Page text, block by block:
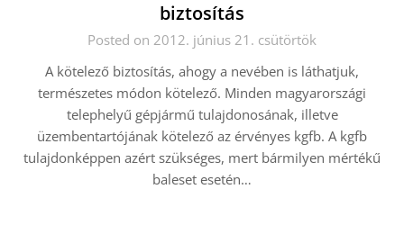
biztosítás
Posted on 2012. június 21. csütörtök
A kötelező biztosítás, ahogy a nevében is láthatjuk,
természetes módon kötelező. Minden magyarországi
telephelyű gépjármű tulajdonosának, illetve
üzembentartójának kötelező az érvényes kgfb. A kgfb
tulajdonképpen azért szükséges, mert bármilyen mértékű
baleset esetén…